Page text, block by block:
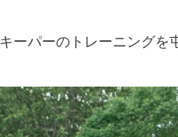
ーパーのトレーニングを